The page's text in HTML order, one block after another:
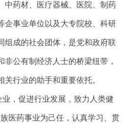
中药材、医疗器械、医院、制药
企事业单位以及大专院校、科研
组成的社会团体，是党和政府联
非公有制经济人士的桥梁纽带，
行业的助手和重要依托。
促进行业发展，致力人类健
医药事业为己任，认真学习、贯